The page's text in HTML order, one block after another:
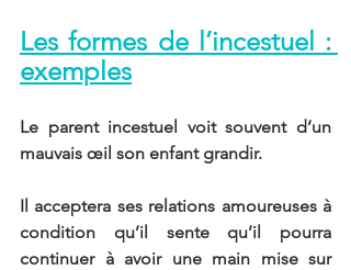
Les formes de l’incestuel :
exemples
Le parent incestuel voit souvent d’un
mauvais œil son enfant grandir.
Il acceptera ses relations amoureuses à
condition qu’il sente qu’il pourra
continuer à avoir une main mise sur